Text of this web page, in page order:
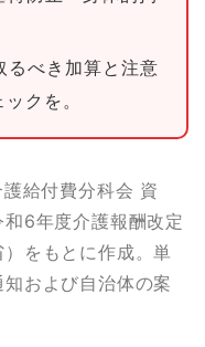
るべき加算と注意
クを。
給付費分科会 資
6年度介護報酬改定
をもとに作成。単
および自治体の案